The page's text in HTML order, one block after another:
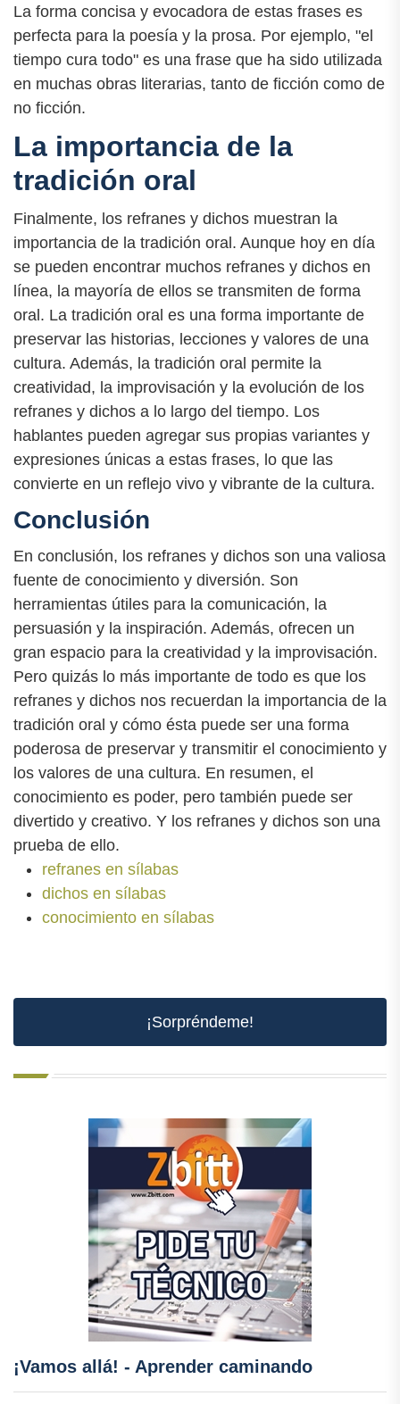
La forma concisa y evocadora de estas frases es
perfecta para la poesía y la prosa. Por ejemplo, "el
tiempo cura todo" es una frase que ha sido utilizada
en muchas obras literarias, tanto de ficción como de
no ficción.
La importancia de la
tradición oral
Finalmente, los refranes y dichos muestran la
importancia de la tradición oral. Aunque hoy en día
se pueden encontrar muchos refranes y dichos en
línea, la mayoría de ellos se transmiten de forma
oral. La tradición oral es una forma importante de
preservar las historias, lecciones y valores de una
cultura. Además, la tradición oral permite la
creatividad, la improvisación y la evolución de los
refranes y dichos a lo largo del tiempo. Los
hablantes pueden agregar sus propias variantes y
expresiones únicas a estas frases, lo que las
convierte en un reflejo vivo y vibrante de la cultura.
Conclusión
En conclusión, los refranes y dichos son una valiosa
fuente de conocimiento y diversión. Son
herramientas útiles para la comunicación, la
persuasión y la inspiración. Además, ofrecen un
gran espacio para la creatividad y la improvisación.
Pero quizás lo más importante de todo es que los
refranes y dichos nos recuerdan la importancia de la
tradición oral y cómo ésta puede ser una forma
poderosa de preservar y transmitir el conocimiento y
los valores de una cultura. En resumen, el
conocimiento es poder, pero también puede ser
divertido y creativo. Y los refranes y dichos son una
prueba de ello.
refranes en sílabas
dichos en sílabas
conocimiento en sílabas
¡Sorpréndeme!
¡Vamos allá! - Aprender caminando